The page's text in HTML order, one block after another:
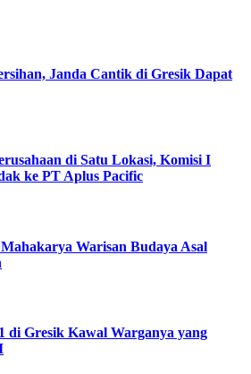
Janda Cantik di Gresik Dapat
di Satu Lokasi, Komisi I
ke PT Aplus Pacific
Warisan Budaya Asal
di Gresik Kawal Warganya yang